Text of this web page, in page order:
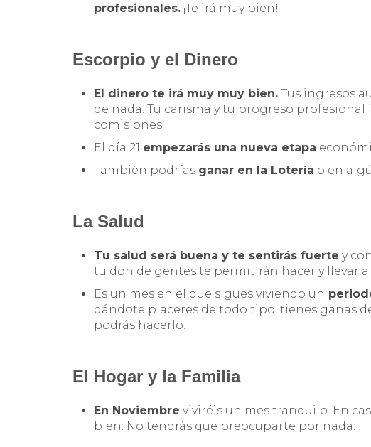
profesionales. ¡Te irá muy bien!
Escorpio y el Dinero
El dinero te irá muy muy bien. Tus ingresos
de nada. Tu carisma y tu progreso
comisiones.
El día 21 empezarás una nueva etapa
También podrías ganar en la Lotería o en
La Salud
Tu salud será buena y te sentirás fuerte y
tu don de gentes te permitirán hacer y llevar
Es un mes en el que sigues viviendo un
dándote placeres de todo tipo. tienes ganas
podrás hacerlo.
El Hogar y la Familia
En Noviembre viviréis un mes tranquilo. En
bien. No tendrás que preocuparte por nada.